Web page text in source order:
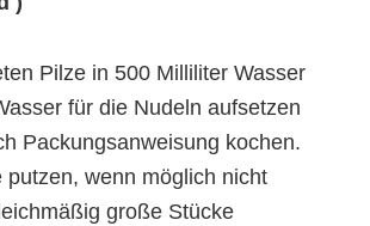
Pilze in 500 Milliliter Wasser
für die Nudeln aufsetzen
Packungsanweisung kochen.
putzen, wenn möglich nicht
große Stücke